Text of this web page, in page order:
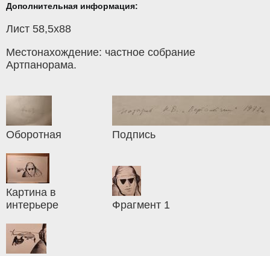
Дополнительная информация:
Лист 58,5х88
Местонахождение: частное собрание
Артпанорама.
Оборотная Подпись
Картина в
интерьере
Фрагмент 1